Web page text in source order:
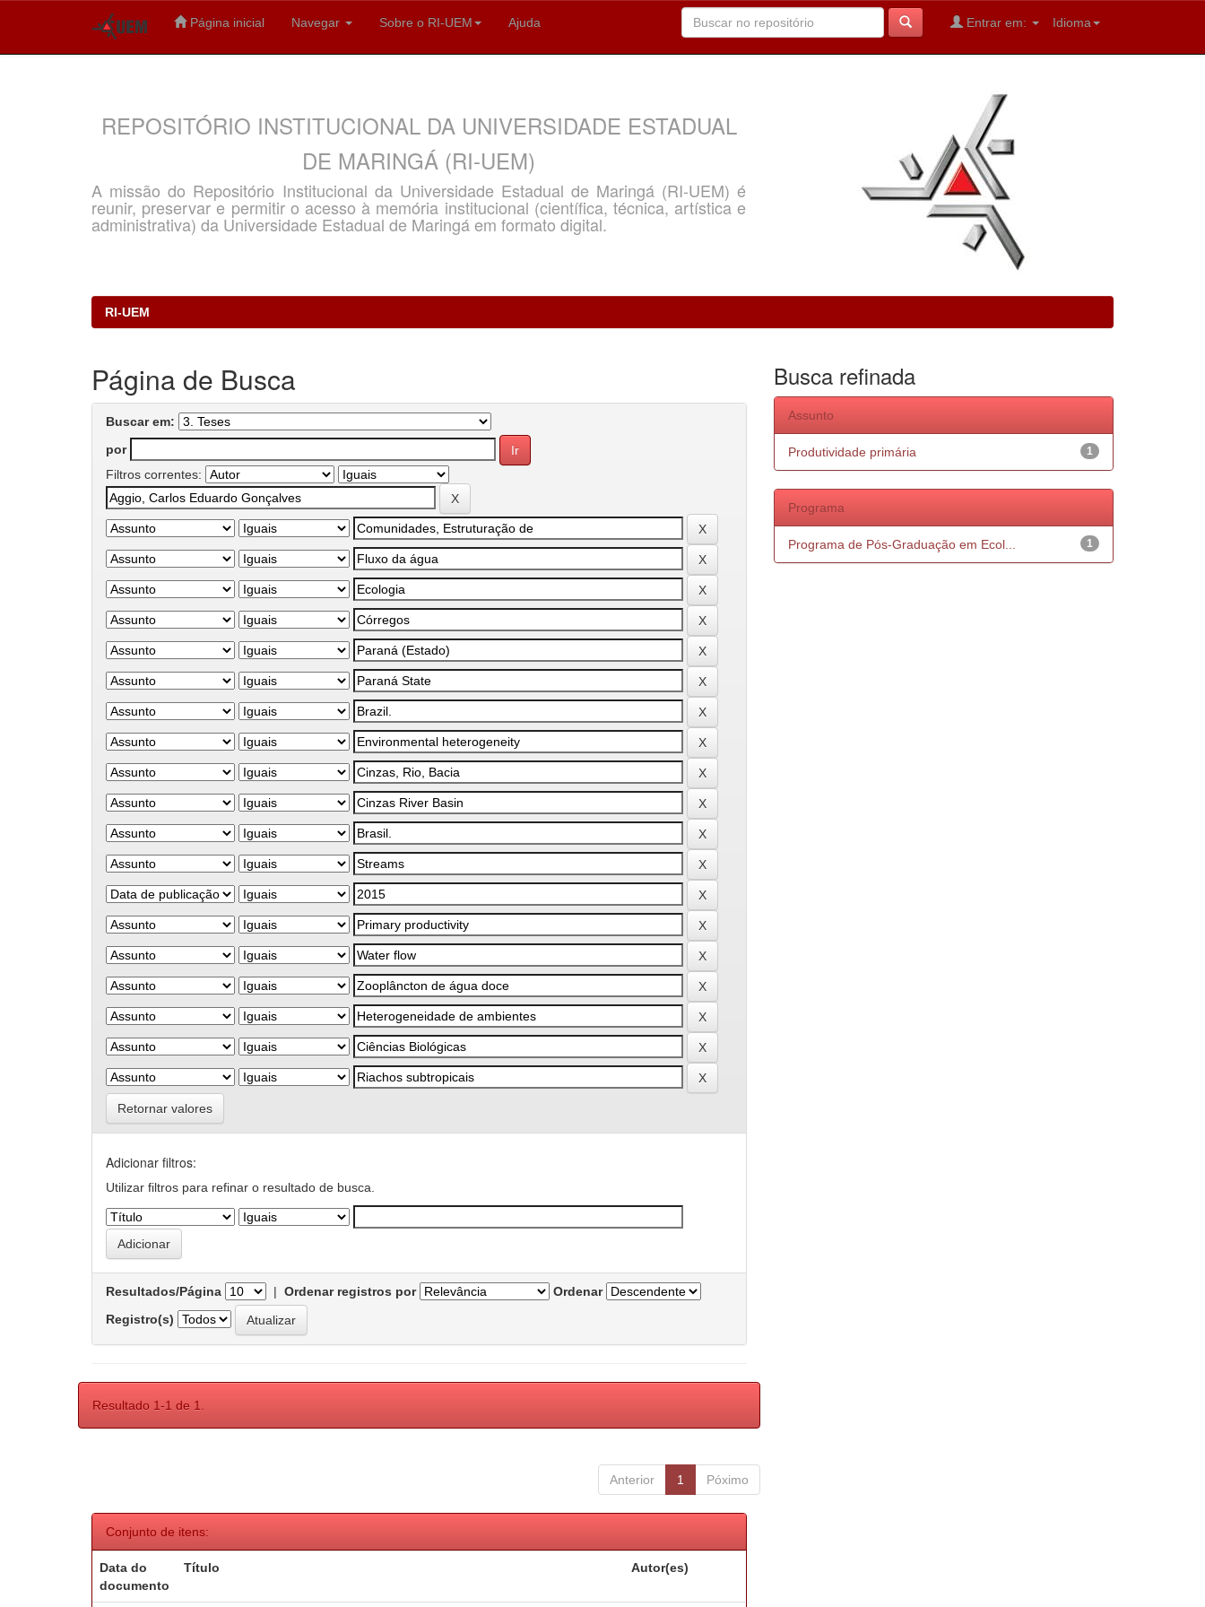
Página inicial Navegar Sobre o RI-UEM Ajuda Idioma
Entrar em:
REPOSITÓRIO INSTITUCIONAL DA UNIVERSIDADE ESTADUAL
DE MARINGÁ (RI-UEM)
A missão do Repositório Institucional da Universidade Estadual de Maringá (RI-UEM) é
reunir, preservar e permitir o acesso à memória institucional (científica, técnica, artística e
administrativa) da Universidade Estadual de Maringá em formato digital.
RI-UEM
Página de Busca
Buscar em:
por
Filtros correntes:
Retornar valores
Adicionar filtros:
Utilizar filtros para refinar o resultado de busca.
Resultados/Página | Ordenar registros por
Ordenar
Registro(s)
Resultado 1-1 de 1.
Anterior 1 Póximo
Conjunto de itens:
Data do
documento
Título Autor(es)
Busca refinada
Assunto
1
Produtividade primária
Programa
1
Programa de Pós-Graduação em Ecol...